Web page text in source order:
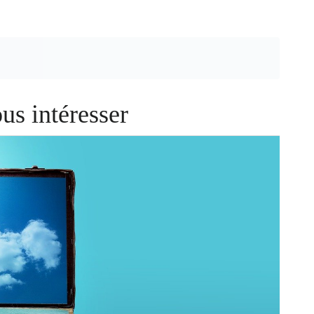
intéresser